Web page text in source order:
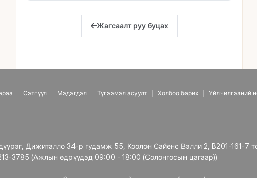
Жагсаалт руу буцах
Сэтгүүл Мэдэгдэл Түгээмэл асуулт Холбоо барих Үйлчилгээний
Дижиталло 34-р гудамж 55, Коолон Сайенс Вэлли 2, B201-161-7
3785 (Ажлын өдрүүдэд 09:00 - 18:00 (Солонгосын цагаар))